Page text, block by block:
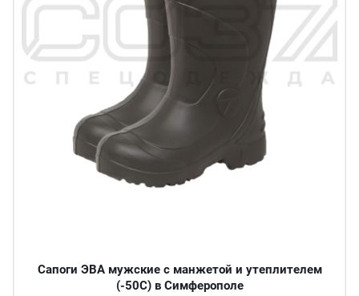
Сапоги ЭВА мужские с манжетой и утеплителем
(-50С) в Симферополе